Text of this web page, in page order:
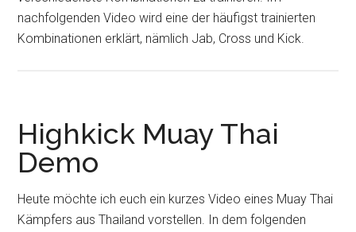
nachfolgenden Video wird eine der häufigst trainierten
Kombinationen erklärt, nämlich Jab, Cross und Kick.
Highkick Muay Thai
Demo
Heute möchte ich euch ein kurzes Video eines Muay Thai
Kämpfers aus Thailand vorstellen. In dem folgenden